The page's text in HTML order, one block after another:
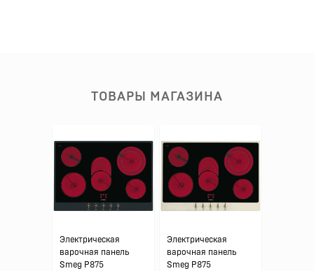
ТОВАРЫ МАГАЗИНА
Электрическая
варочная панель
Smeg P875
Электрическая
варочная панель
Smeg P875